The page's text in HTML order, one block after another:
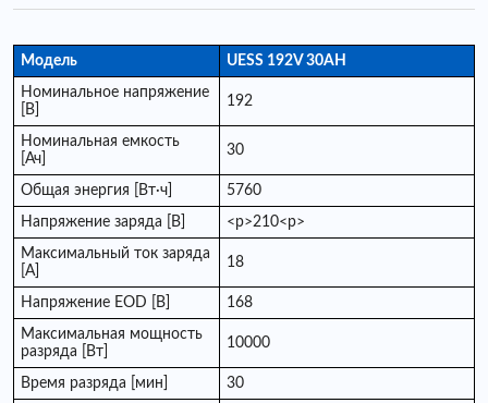
Модель UESS 192V 30AH
Номинальное напряжение
[В]
192
Номинальная емкость
[Ач]
30
Общая энергия [Вт·ч] 5760
Напряжение заряда [В] <р>210<р>
Максимальный ток заряда
[A]
18
Напряжение EOD [В] 168
Максимальная мощность
разряда [Вт]
10000
Время разряда [мин] 30